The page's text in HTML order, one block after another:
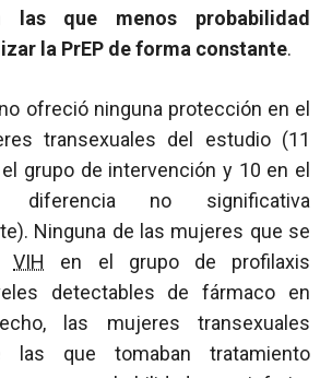
las que menos probabilidad
la PrEP de forma constante.
ofreció ninguna protección en el
transexuales del estudio (11
grupo de intervención y 10 en el
diferencia no significativa
Ninguna de las mujeres que se
VIH
en el grupo de profilaxis
detectables de fármaco en
las mujeres transexuales
las que tomaban tratamiento